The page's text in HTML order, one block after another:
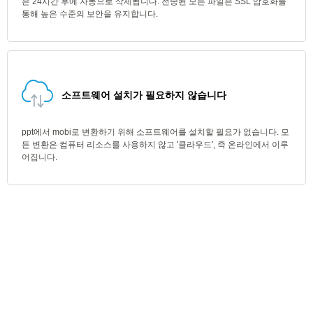
통해 높은 수준의 보안을 유지합니다.
소프트웨어 설치가 필요하지 않습니다
ppt에서 mobi로 변환하기 위해 소프트웨어를 설치할 필요가 없습니다. 모
든 변환은 컴퓨터 리소스를 사용하지 않고 '클라우드', 즉 온라인에서 이루
어집니다.